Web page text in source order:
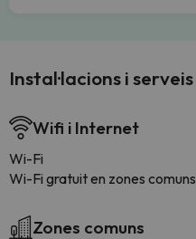
Instal·lacions i serveis
Wifi i Internet
Wi-Fi
Wi-Fi gratuit en zones comuns
Zones comuns